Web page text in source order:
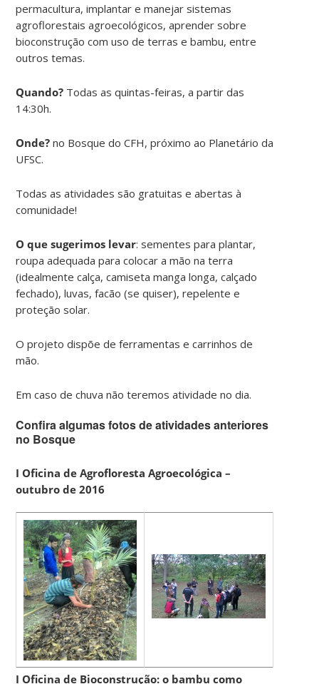
permacultura, implantar e manejar sistemas
agroflorestais agroecológicos, aprender sobre
bioconstrução com uso de terras e bambu, entre
outros temas.
Quando? Todas as quintas-feiras, a partir das
14:30h.
Onde? no Bosque do CFH, próximo ao Planetário da
UFSC.
Todas as atividades são gratuitas e abertas à
comunidade!
O que sugerimos levar: sementes para plantar,
roupa adequada para colocar a mão na terra
(idealmente calça, camiseta manga longa, calçado
fechado), luvas, facão (se quiser), repelente e
proteção solar.
O projeto dispõe de ferramentas e carrinhos de
mão.
Em caso de chuva não teremos atividade no dia.
Confira algumas fotos de atividades anteriores
no Bosque
I Oficina de Agrofloresta Agroecológica –
outubro de 2016
I Oficina de Bioconstrução: o bambu como